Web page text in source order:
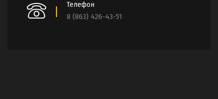
Телефон
8 (863) 426-43-51